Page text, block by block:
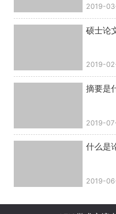
2019-
硕士论
2019-
摘要是
2019-
什么是
2019-